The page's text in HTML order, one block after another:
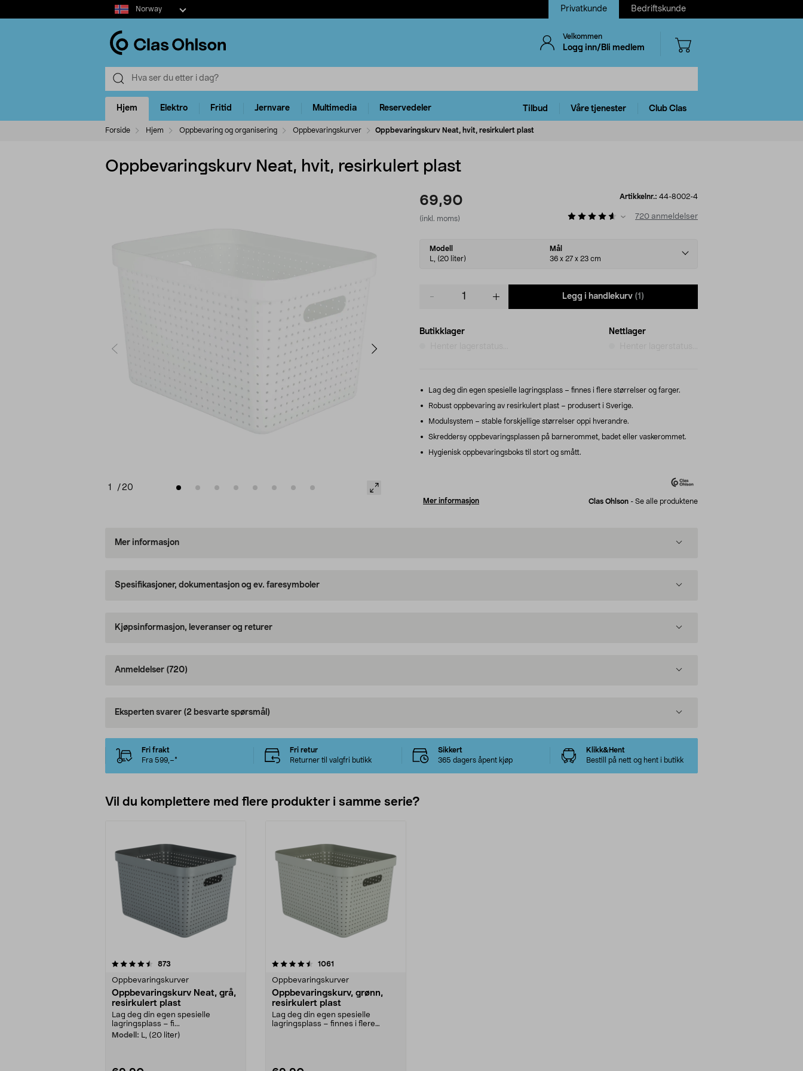
Select
market
Norway Privatkunde Bedriftskunde
Velkommen
Logg inn/Bli medlem
Hjem Elektro Fritid Jernvare Multimedia Reservedeler Tilbud Våre tjenester Club Clas
Forside Hjem Oppbevaring og organisering Oppbevaringskurver Oppbevaringskurv Neat, hvit, resirkulert plast
Oppbevaringskurv Neat, hvit, resirkulert plast
1 / 20
69,90
(inkl. moms)
Artikkelnr.: 44-8002-4
720 anmeldelser
Select
variant
Modell
L, (20 liter)
Mål
36 x 27 x 23 cm
Legg i handlekurv (1)
Butikklager
Nettlager
Lag deg din egen spesielle lagringsplass – finnes i flere størrelser og farger.
Robust oppbevaring av resirkulert plast – produsert i Sverige.
Modulsystem – stable forskjellige størrelser oppi hverandre.
Skreddersy oppbevaringsplassen på barnerommet, badet eller vaskerommet.
Hygienisk oppbevaringsboks til stort og smått.
Mer informasjon Clas Ohlson - Se alle produktene
Mer informasjon
Spesifikasjoner, dokumentasjon og ev. faresymboler
Kjøpsinformasjon, leveranser og returer
Anmeldelser (720)
Eksperten svarer (2 besvarte spørsmål)
Fri frakt
Fra 599,–*
Fri retur
Returner til valgfri butikk
Sikkert
365 dagers åpent kjøp
Klikk&Hent
Bestill på nett og hent i butikk
Vil du komplettere med flere produkter i samme serie?
873
Oppbevaringskurver
Oppbevaringskurv Neat, grå,
resirkulert plast
Lag deg din egen spesielle
lagringsplass – fi...
Modell: L, (20 liter)
4.5av 5 stjerner 1061
Oppbevaringskurver
Oppbevaringskurv, grønn,
resirkulert plast
Lag deg din egen spesielle
lagringsplass – finnes i flere